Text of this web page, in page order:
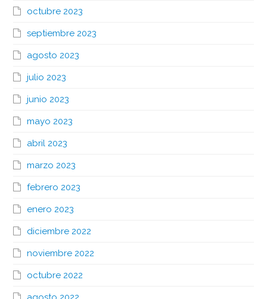
octubre 2023
septiembre 2023
agosto 2023
julio 2023
junio 2023
mayo 2023
abril 2023
marzo 2023
febrero 2023
enero 2023
diciembre 2022
noviembre 2022
octubre 2022